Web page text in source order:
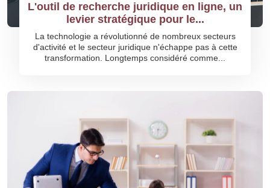
L'outil de recherche juridique en ligne, un
levier stratégique pour le...
La technologie a révolutionné de nombreux secteurs
d'activité et le secteur juridique n'échappe pas à cette
transformation. Longtemps considéré comme...